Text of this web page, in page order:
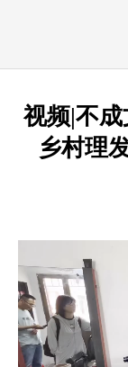
视频|不成
乡村理